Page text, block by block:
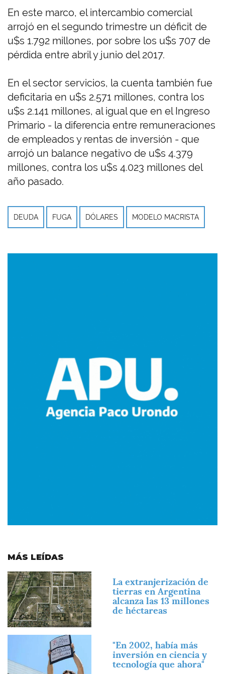
En este marco, el intercambio comercial
arrojó en el segundo trimestre un déficit de
u$s 1.792 millones, por sobre los u$s 707 de
pérdida entre abril y junio del 2017.
En el sector servicios, la cuenta también fue
deficitaria en u$s 2.571 millones, contra los
u$s 2.141 millones, al igual que en el Ingreso
Primario - la diferencia entre remuneraciones
de empleados y rentas de inversión - que
arrojó un balance negativo de u$s 4.379
millones, contra los u$s 4.023 millones del
año pasado.
DEUDA FUGA DÓLARES MODELO MACRISTA
MÁS LEÍDAS
Imagen
La extranjerización de
tierras en Argentina
alcanza las 13 millones
de héctareas
"En 2002, había más
inversión en ciencia y
tecnología que ahora"